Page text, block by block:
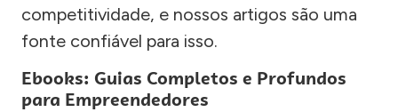
competitividade, e nossos artigos são uma
fonte confiável para isso.
Ebooks: Guias Completos e Profundos
para Empreendedores